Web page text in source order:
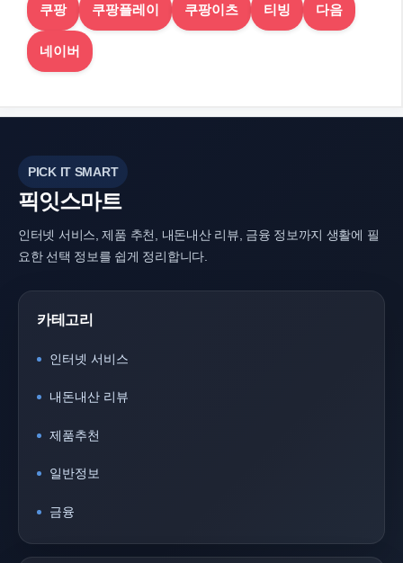
쿠팡 쿠팡플레이 쿠팡이츠 티빙 다음
네이버
PICK IT SMART
픽잇스마트
인터넷 서비스, 제품 추천, 내돈내산 리뷰, 금융 정보까지 생활에 필
요한 선택 정보를 쉽게 정리합니다.
카테고리
인터넷 서비스
내돈내산 리뷰
제품추천
일반정보
금융